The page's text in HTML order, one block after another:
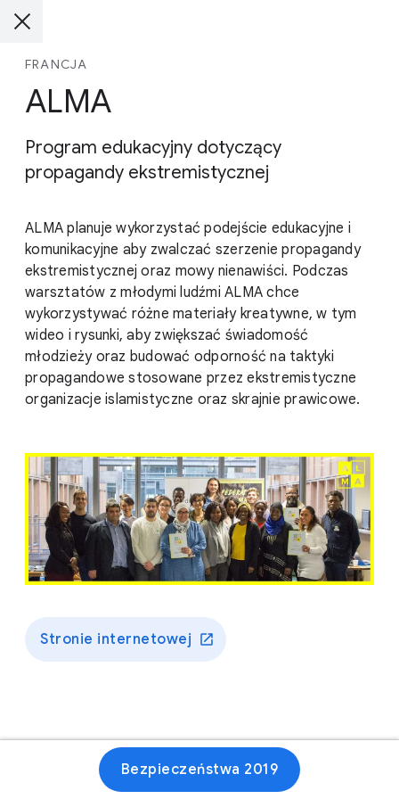
FRANCJA
ALMA
Program edukacyjny dotyczący
propagandy ekstremistycznej
ALMA planuje wykorzystać podejście edukacyjne i
komunikacyjne aby zwalczać szerzenie propagandy
ekstremistycznej oraz mowy nienawiści. Podczas
warsztatów z młodymi ludźmi ALMA chce
wykorzystywać różne materiały kreatywne, w tym
wideo i rysunki, aby zwiększać świadomość
młodzieży oraz budować odporność na taktyki
propagandowe stosowane przez ekstremistyczne
organizacje islamistyczne oraz skrajnie prawicowe.
Stronie internetowej
Bezpieczeństwa 2019